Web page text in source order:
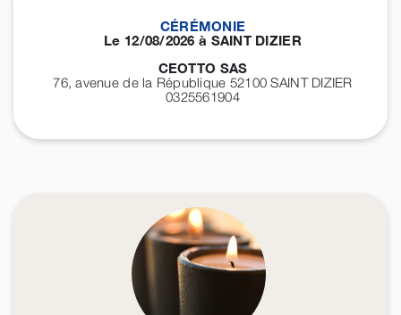
CÉRÉMONIE
Le 12/08/2026 à SAINT DIZIER
CEOTTO SAS
76, avenue de la République 52100SAINT DIZIER
0325561904